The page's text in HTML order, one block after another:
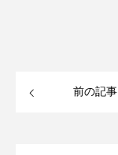
前の記事